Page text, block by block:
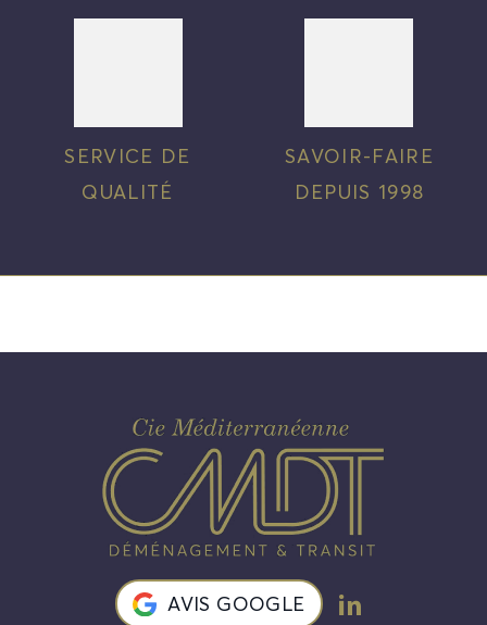
SERVICE DE
QUALITÉ
SAVOIR-FAIRE
DEPUIS 1998
AVIS GOOGLE